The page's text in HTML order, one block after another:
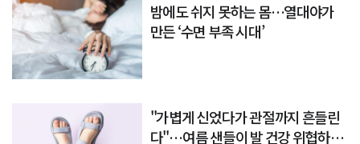
밤에도 쉬지 못하는 몸…열대야가
만든 ‘수면 부족 시대’
"가볍게 신었다가 관절까지 흔들린
다"…여름 샌들이 발 건강 위협하는